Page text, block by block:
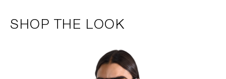
SHOP THE LOOK